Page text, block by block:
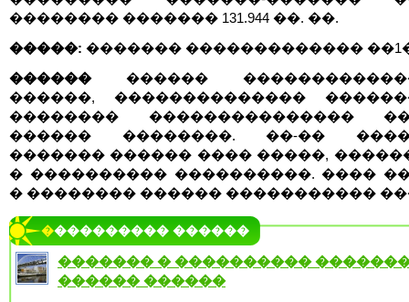
�������� ������� 131.944 ��. ��.
�����: ������� �������������
������������
������, ��������������
�������� ���������������
������ ��������. ��-��
������� ������ ���� �����,
� ���������� ����������. ����
� �������� ������ �����������
���������� ������
������� � ����������
������ ������